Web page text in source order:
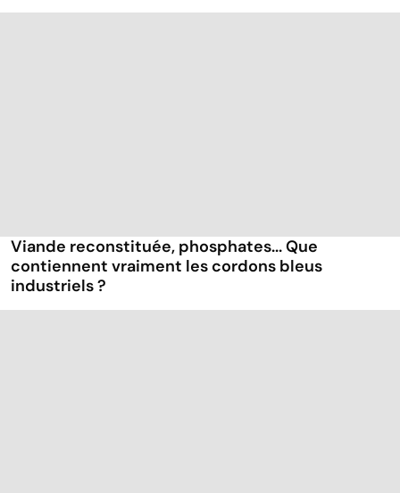
Viande reconstituée, phosphates... Que
contiennent vraiment les cordons bleus
industriels ?